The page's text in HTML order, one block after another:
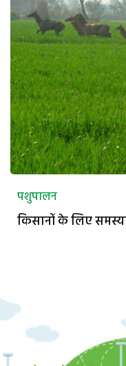
पशुपालन
किसानों के लिए